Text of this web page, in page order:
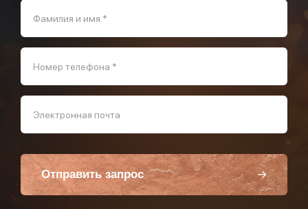
Фамилия и имя *
Номер телефона *
Электронная почта
Отправить запрос